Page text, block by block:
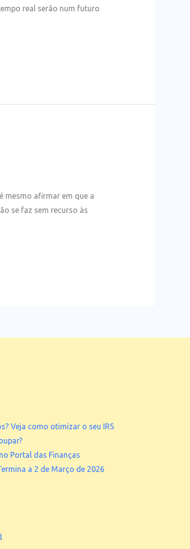
real serão num futuro
mesmo afirmar em que a
se faz sem recurso às
Veja como otimizar o seu IRS
Portal das Finanças
a 2 de Março de 2026